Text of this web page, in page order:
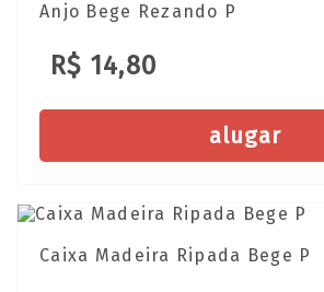
Anjo Bege Rezando P
R$ 14,80
alugar
Caixa Madeira Ripada Bege P